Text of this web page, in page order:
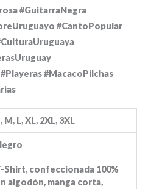
#GuitarraNegra
#CantoPopular
#MacacoPilchas
M, L, XL, 2XL, 3XL
Shirt, confeccionada 100%
algodón, manga corta,